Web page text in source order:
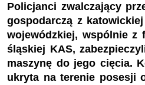
Policjanci zwalczający
gospodarczą z
wojewódzkiej, wspólnie z
śląskiej KAS,
maszynę do jego cięcia.
ukryta na terenie posesji